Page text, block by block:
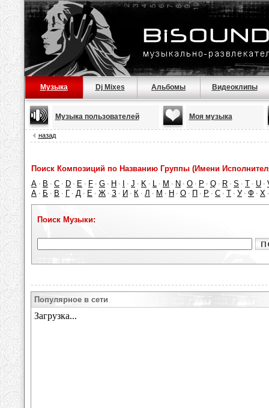
Музыка Dj Mixes Альбомы Видеоклипы
Музыка пользователей Моя музыка
назад
Поиск Композиций по Названию Группы (Имени
A · B · C · D · E · F · G · H · · J · K · L · M · N · O · P · Q · R · S · T · U ·
А · Б · В · Г · Д · Е · Ж · З · И · К · Л · М · Н · О · П · Р · С · Т · У · Ф · Х
Поиск Музыки:
Популярное в сети